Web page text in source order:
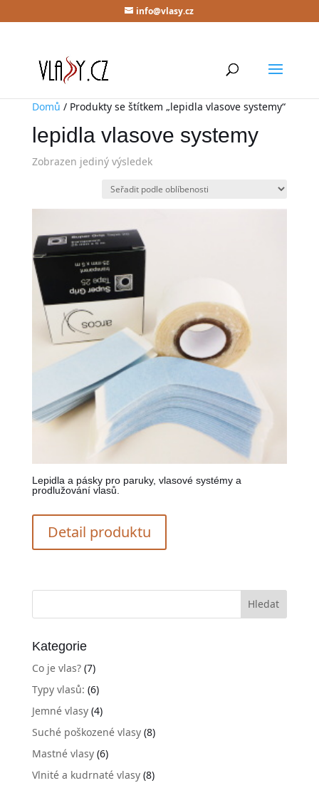
info@vlasy.cz
Domů / Produkty se štítkem „lepidla vlasove systemy“
lepidla vlasove systemy
Zobrazen jediný výsledek
Lepidla a pásky pro paruky, vlasové systémy a
prodlužování vlasů.
Detail produktu
Kategorie
Co je vlas?(7)
Typy vlasů: (6)
Jemné vlasy(4)
Suché poškozené vlasy(8)
Mastné vlasy(6)
Vlnité a kudrnaté vlasy(8)